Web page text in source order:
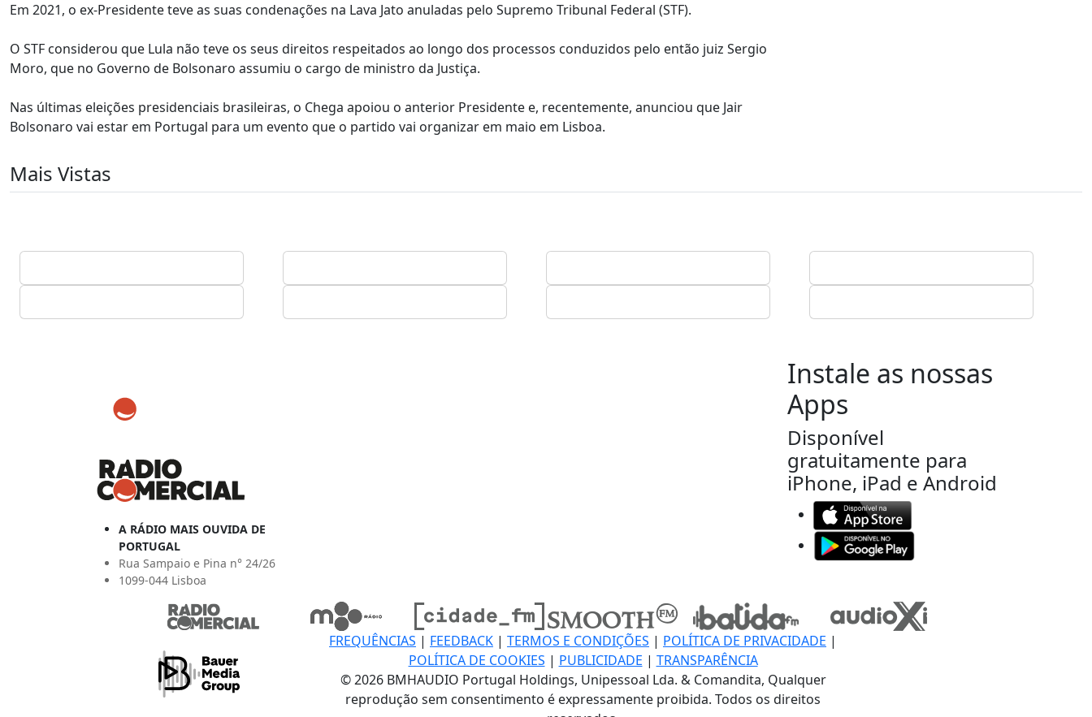
Em 2021, o ex-Presidente teve as suas condenações na Lava Jato anuladas pelo Supremo Tribunal Federal (STF).
O STF considerou que Lula não teve os seus direitos respeitados ao longo dos processos conduzidos pelo então juiz Sergio
Moro, que no Governo de Bolsonaro assumiu o cargo de ministro da Justiça.
Nas últimas eleições presidenciais brasileiras, o Chega apoiou o anterior Presidente e, recentemente, anunciou que Jair
Bolsonaro vai estar em Portugal para um evento que o partido vai organizar em maio em Lisboa.
Mais Vistas
A RÁDIO MAIS OUVIDA DE
PORTUGAL
Rua Sampaio e Pina n° 24/26
1099-044 Lisboa
Instale as nossas
Apps
Disponível
gratuitamente para
iPhone, iPad e Android
FREQUÊNCIAS | FEEDBACK | TERMOS E CONDIÇÕES | POLÍTICA DE PRIVACIDADE |
POLÍTICA DE COOKIES | PUBLICIDADE | TRANSPARÊNCIA
© 2026 BMHAUDIO Portugal Holdings, Unipessoal Lda. & Comandita, Qualquer
reprodução sem consentimento é expressamente proibida. Todos os direitos